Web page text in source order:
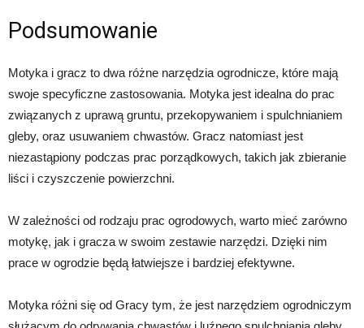
Podsumowanie
Motyka i gracz to dwa różne narzędzia ogrodnicze, które mają
swoje specyficzne zastosowania. Motyka jest idealna do prac
związanych z uprawą gruntu, przekopywaniem i spulchnianiem
gleby, oraz usuwaniem chwastów. Gracz natomiast jest
niezastąpiony podczas prac porządkowych, takich jak zbieranie
liści i czyszczenie powierzchni.
W zależności od rodzaju prac ogrodowych, warto mieć zarówno
motykę, jak i gracza w swoim zestawie narzędzi. Dzięki nim
prace w ogrodzie będą łatwiejsze i bardziej efektywne.
Motyka różni się od Gracy tym, że jest narzędziem ogrodniczym